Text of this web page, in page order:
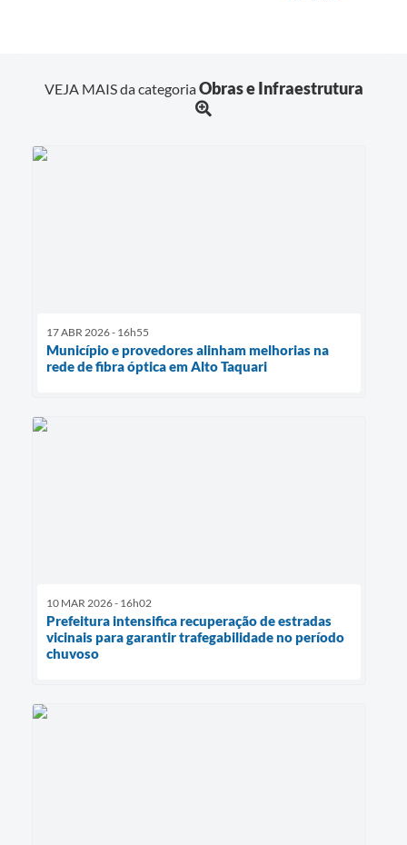
VEJA MAIS da categoriaObras e Infraestrutura
17 ABR 2026 - 16h55
Município e provedores alinham melhorias na
rede de fibra óptica em Alto Taquari
10 MAR 2026 - 16h02
Prefeitura intensifica recuperação de estradas
vicinais para garantir trafegabilidade no período
chuvoso